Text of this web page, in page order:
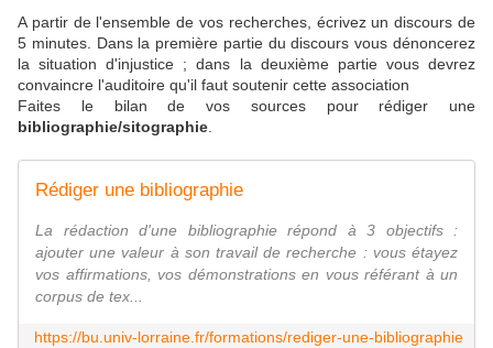
A partir de l'ensemble de vos recherches, écrivez un discours de
5 minutes. Dans la première partie du discours vous dénoncerez
la situation d'injustice ; dans la deuxième partie vous devrez
convaincre l'auditoire qu'il faut soutenir cette association
Faites le bilan de vos sources pour rédiger une
bibliographie/sitographie
Rédiger une bibliographie
La rédaction d'une bibliographie répond à 3 objectifs :
ajouter une valeur à son travail de recherche : vous étayez
vos affirmations, vos démonstrations en vous référant à un
corpus de tex...
https://bu.univ-lorraine.fr/formations/rediger-une-bibliographie